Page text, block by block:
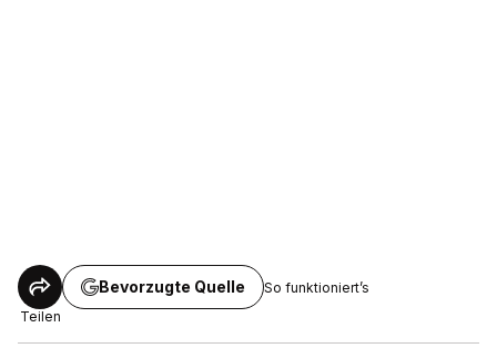
Teilen
Bevorzugte Quelle So funktioniert’s